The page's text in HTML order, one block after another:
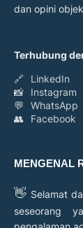
dan opini
Terhubung
🔗
LinkedIn
📸
Instagram
💬
WhatsApp
👥
Facebook
MENGENAL
👋 Selamat
seseorang